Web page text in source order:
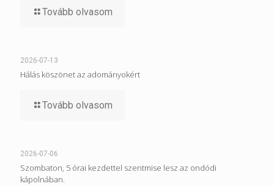
Tovább olvasom
2026-07-13
Hálás köszönet az adományokért
Tovább olvasom
2026-07-06
Szombaton, 5 órai kezdettel szentmise lesz az ondódi
kápolnában.